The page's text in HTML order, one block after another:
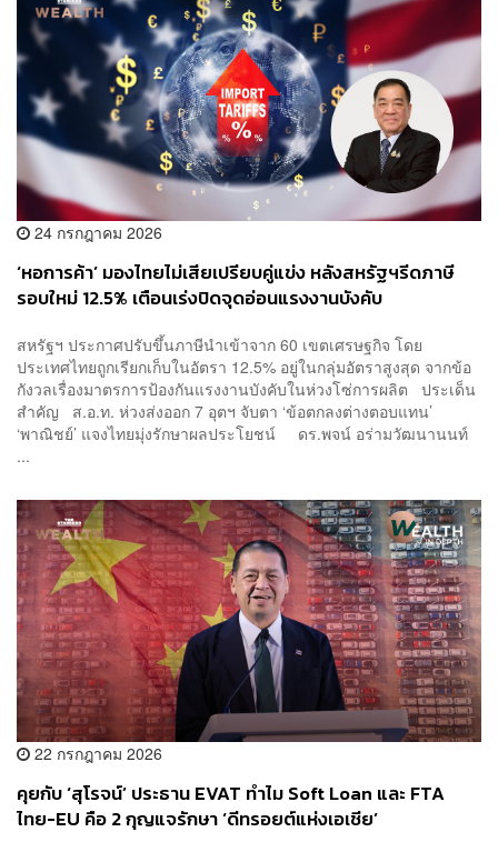
24 กรกฎาคม 2026
‘หอการค้า’ มองไทยไม่เสียเปรียบคู่แข่ง หลังสหรัฐฯรีดภาษี
รอบใหม่ 12.5% เตือนเร่งปิดจุดอ่อนแรงงานบังคับ
สหรัฐฯ ประกาศปรับขึ้นภาษีนำเข้าจาก 60 เขตเศรษฐกิจ โดย
ประเทศไทยถูกเรียกเก็บในอัตรา 12.5% อยู่ในกลุ่มอัตราสูงสุด จากข้อ
กังวลเรื่องมาตรการป้องกันแรงงานบังคับในห่วงโซ่การผลิต ประเด็น
สำคัญ ส.อ.ท. ห่วงส่งออก 7 อุตฯ จับตา ‘ข้อตกลงต่างตอบแทน’
‘พาณิชย์’ แจงไทยมุ่งรักษาผลประโยชน์ ดร.พจน์ อร่ามวัฒนานนท์
...
22 กรกฎาคม 2026
คุยกับ ‘สุโรจน์’ ประธาน EVAT ทำไม Soft Loan และ FTA
ไทย-EU คือ 2 กุญแจรักษา ‘ดีทรอยต์แห่งเอเชีย’